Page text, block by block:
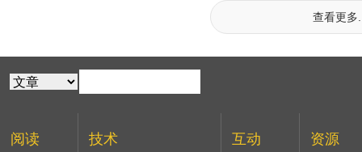
查看更多
阅读 技术 互动 资源